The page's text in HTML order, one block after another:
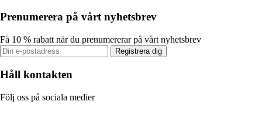
Prenumerera på vårt nyhetsbrev
Få 10 % rabatt när du prenumererar på vårt nyhetsbrev
Registrera dig
Håll kontakten
Följ oss på sociala medier